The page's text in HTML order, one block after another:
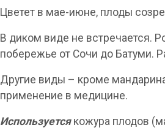
Цветет в мае-июне, плоды
В диком виде не встречается.
побережье от Сочи до Батуми.
Другие виды – кроме
применение в медицине.
Используетсякожура плодов